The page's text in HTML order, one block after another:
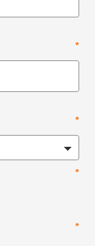
*
*
*
*